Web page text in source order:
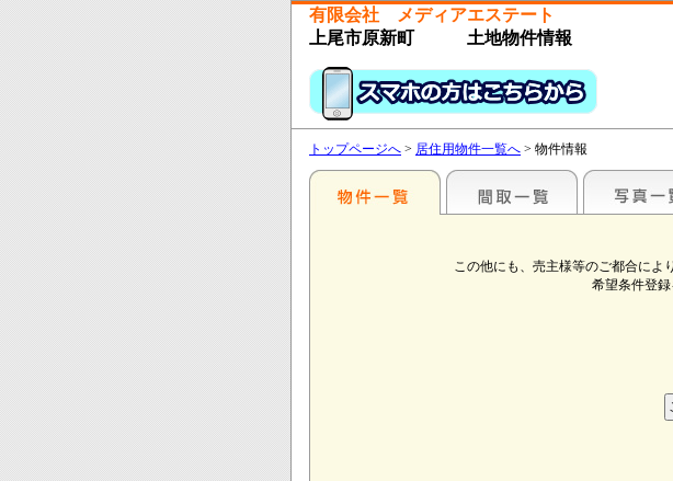
有限会社 メディアエステート
上尾市原新町 土地物件情報
トップページへ > 居住用物件一覧へ > 物件情報
この他にも、売主様等のご都合によ
希望条件登録